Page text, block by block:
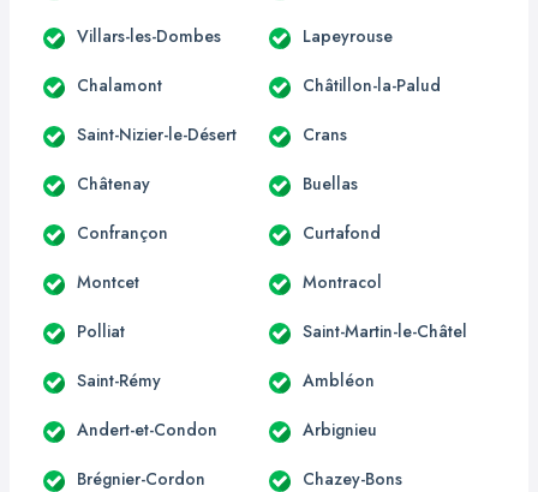
Villars-les-Dombes Lapeyrouse
Chalamont Châtillon-la-Palud
Saint-Nizier-le-Désert Crans
Châtenay Buellas
Confrançon Curtafond
Montcet Montracol
Polliat Saint-Martin-le-Châtel
Saint-Rémy Ambléon
Andert-et-Condon Arbignieu
Brégnier-Cordon Chazey-Bons